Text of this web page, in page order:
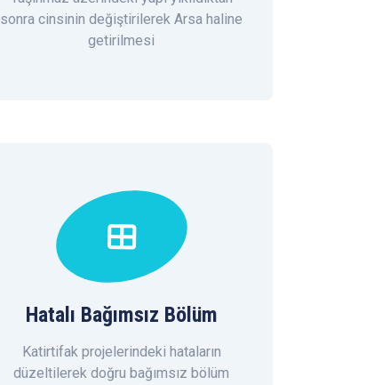
sonra cinsinin değiştirilerek Arsa haline
getirilmesi
Hatalı Bağımsız Bölüm
Katirtifak projelerindeki hataların
düzeltilerek doğru bağımsız bölüm